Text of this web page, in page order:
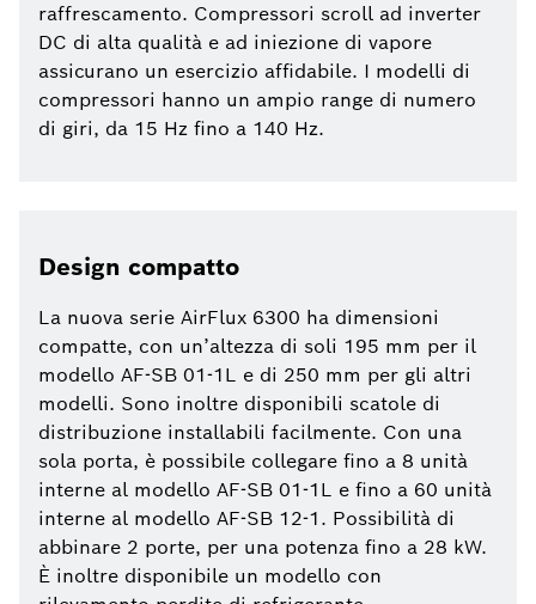
raffrescamento. Compressori scroll ad inverter
DC di alta qualità e ad iniezione di vapore
assicurano un esercizio affidabile. I modelli di
compressori hanno un ampio range di numero
di giri, da 15 Hz fino a 140 Hz.
Design compatto
La nuova serie AirFlux 6300 ha dimensioni
compatte, con un’altezza di soli 195 mm per il
modello AF-SB 01-1L e di 250 mm per gli altri
modelli. Sono inoltre disponibili scatole di
distribuzione installabili facilmente. Con una
sola porta, è possibile collegare fino a 8 unità
interne al modello AF-SB 01-1L e fino a 60 unità
interne al modello AF-SB 12-1. Possibilità di
abbinare 2 porte, per una potenza fino a 28 kW.
È inoltre disponibile un modello con